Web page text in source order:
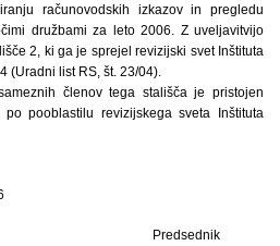
računovodskih izkazov in pregledu
družbami za leto 2006. Z uveljavitvijo
2, ki ga je sprejel revizijski svet Inštituta
(Uradni list RS, št. 23/04).
členov tega stališča je pristojen
pooblastilu revizijskega sveta Inštituta
Predsednik